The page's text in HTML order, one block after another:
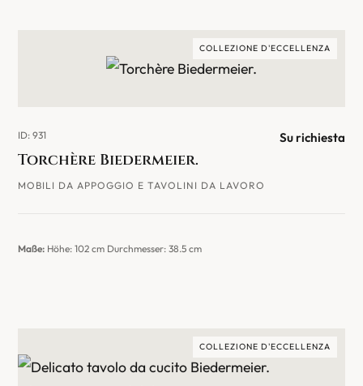
COLLEZIONE D'ECCELLENZA
ID: 931
Torchère Biedermeier.
MOBILI DA APPOGGIO E TAVOLINI DA LAVORO
Su richiesta
Maße: Höhe: 102 cm Durchmesser: 38.5 cm
COLLEZIONE D'ECCELLENZA